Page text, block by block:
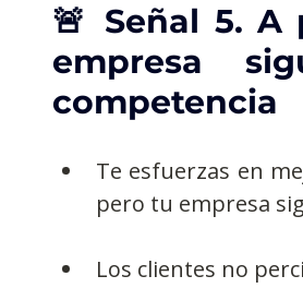
🚨 Señal 5.
empresa
competencia
Te esfuerzas en
pero tu empresa
Los clientes no